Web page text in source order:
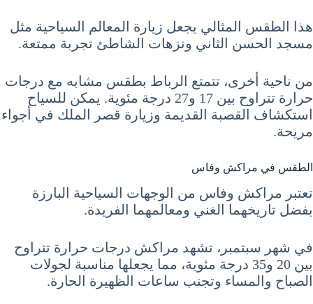
هذا الطقس المثالي يجعل زيارة المعالم السياحية مثل
مسجد الحسن الثاني ونزهات الشاطئ تجربة ممتعة.
من ناحية أخرى، تتمتع الرباط بطقس مشابه مع درجات
حرارة تتراوح بين 17 و27 درجة مئوية. يمكن للسياح
استكشاف القصبة القديمة وزيارة قصر الملك في أجواء
مريحة.
الطقس في مراكش وفاس
تعتبر مراكش وفاس من الوجهات السياحية البارزة
بفضل تاريخهما الغني ومعالمهما الفريدة.
في شهر سبتمبر، تشهد مراكش درجات حرارة تتراوح
بين 20 و35 درجة مئوية، مما يجعلها مناسبة لجولات
الصباح والمساء وتجنب ساعات الظهيرة الحارة.